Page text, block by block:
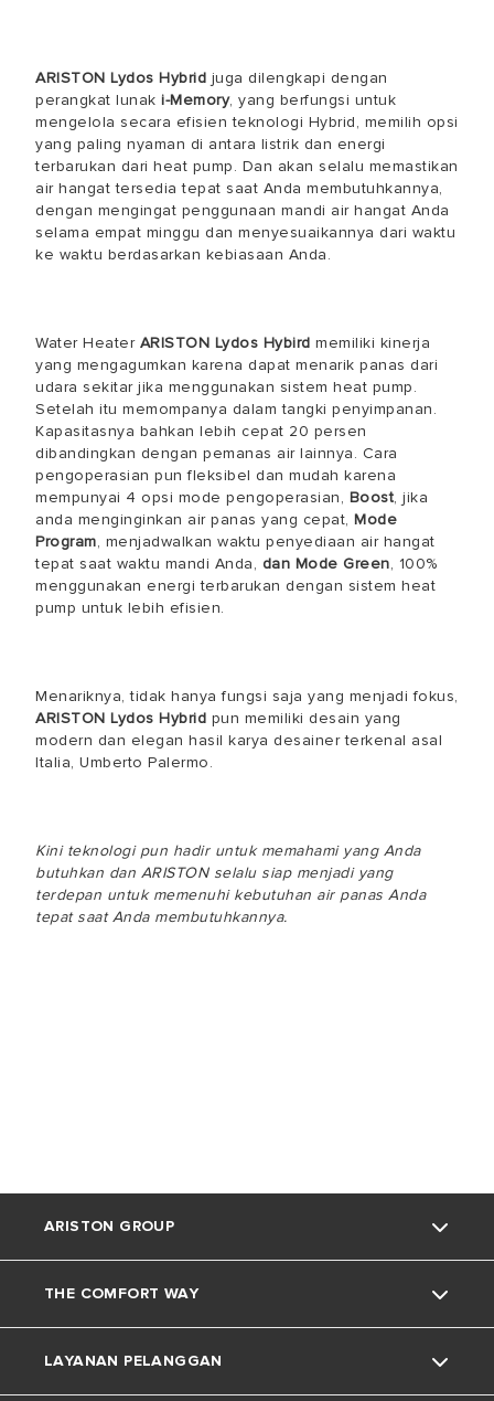
ARISTON Lydos Hybrid juga dilengkapi dengan
perangkat lunak i-Memory, yang berfungsi untuk
mengelola secara efisien teknologi Hybrid, memilih opsi
yang paling nyaman di antara listrik dan energi
terbarukan dari heat pump. Dan akan selalu memastikan
air hangat tersedia tepat saat Anda membutuhkannya,
dengan mengingat penggunaan mandi air hangat Anda
selama empat minggu dan menyesuaikannya dari waktu
ke waktu berdasarkan kebiasaan Anda.
Water Heater ARISTON Lydos Hybird memiliki kinerja
yang mengagumkan karena dapat menarik panas dari
udara sekitar jika menggunakan sistem heat pump.
Setelah itu memompanya dalam tangki penyimpanan.
Kapasitasnya bahkan lebih cepat 20 persen
dibandingkan dengan pemanas air lainnya. Cara
pengoperasian pun fleksibel dan mudah karena
mempunyai 4 opsi mode pengoperasian, Boost, jika
anda menginginkan air panas yang cepat, Mode
Program, menjadwalkan waktu penyediaan air hangat
tepat saat waktu mandi Anda, dan Mode Green, 100%
menggunakan energi terbarukan dengan sistem heat
pump untuk lebih efisien.
Menariknya, tidak hanya fungsi saja yang menjadi fokus,
ARISTON Lydos Hybrid pun memiliki desain yang
modern dan elegan hasil karya desainer terkenal asal
Italia, Umberto Palermo.
Kini teknologi pun hadir untuk memahami yang Anda
butuhkan dan ARISTON selalu siap menjadi yang
terdepan untuk memenuhi kebutuhan air panas Anda
tepat saat Anda membutuhkannya.
ARISTON GROUP
Tentang Ariston
Grup
THE COMFORT WAY
Trik dan Kiat
LAYANAN PELANGGAN